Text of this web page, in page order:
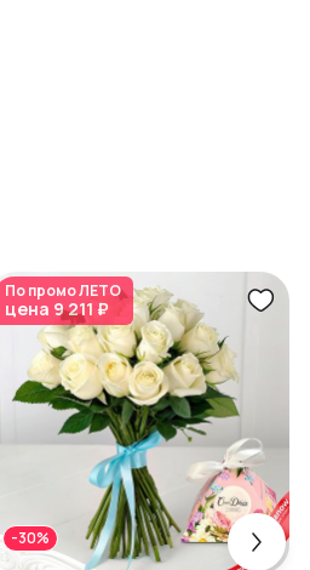
По промоЛЕТО
цена 9 211 ₽
-30%